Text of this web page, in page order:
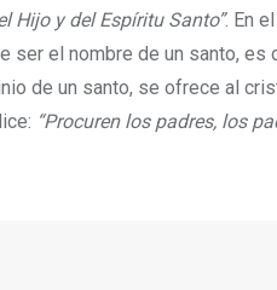
Hijo y del Espíritu Santo”. En
el nombre de un santo, es
de un santo, se ofrece al
“Procuren los padres, los